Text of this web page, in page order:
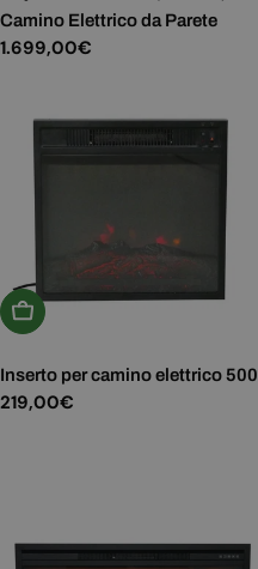
Camino Elettrico da Parete
Prezzo
1.699,00€
Aggiungi Al Carrello
Inserto per camino elettrico 500
Prezzo
219,00€